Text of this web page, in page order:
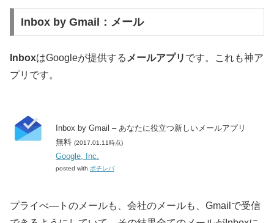
Inbox by Gmail：メール
InboxはGoogleが提供するメールアプリ です。これも神ア
プリです。
Inbox by Gmail – あなたに役立つ新しいメールアプリ
無料 (2017.01.11時点)
Google, Inc.
posted with ポチレバ
プライべ―トのメールも、会社のメールも、Gmailで受信